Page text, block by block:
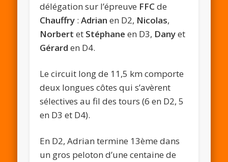
délégation sur l’épreuve FFCde
Chauffry :Adrian en D2, Nicolas,
Norbert et Stéphane en D3, Danyet
Gérard en D4.
Le circuit long de 11,5 km comporte
deux longues côtes qui s’avèrent
sélectives au fil des tours (6 en D2, 5
en D3 et D4).
En D2, Adrian termine 13ème dans
un gros peloton d’une centaine de